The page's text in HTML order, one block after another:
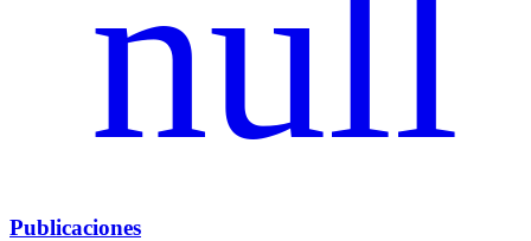
Publicaciones